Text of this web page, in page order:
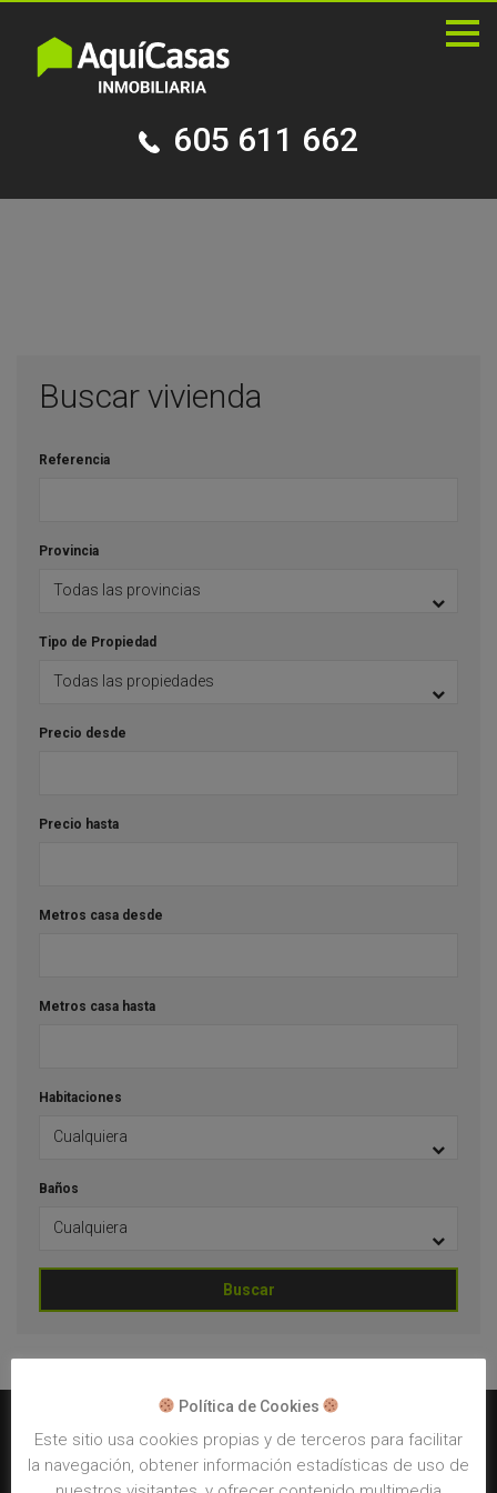
605 611 662
Buscar vivienda
Referencia
Provincia
Tipo de Propiedad
Precio desde
Precio hasta
Metros casa desde
Metros casa hasta
Habitaciones
Baños
Buscar
Mapa web
Política de Cookies
Este sitio usa cookies propias y de terceros para facilitar
la navegación, obtener información estadísticas de uso de